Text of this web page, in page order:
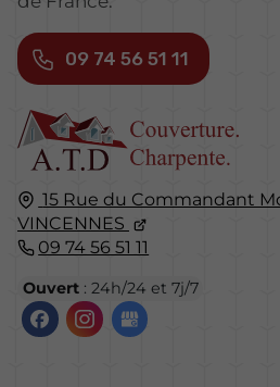
15 Rue du Commandant
VINCENNES
09 74 56 51 11
Ouvert: 24h/24 et 7j/7
09 74 56 51 11